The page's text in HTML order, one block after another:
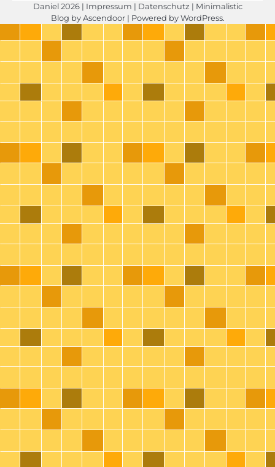
Daniel 2026 | Impressum | Datenschutz | Minimalistic
Blog byAscendoor| Powered byWordPress.